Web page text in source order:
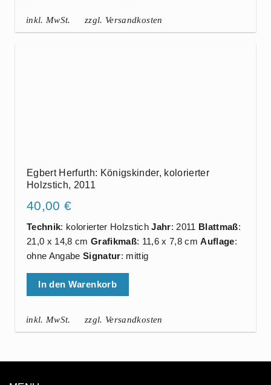
inkl. MwSt. zzgl. Versandkosten
Egbert Herfurth: Königskinder, kolorierter
Holzstich, 2011
40,00 €
Technik: kolorierter HolzstichJahr: 2011 Blattmaß:
21,0 x 14,8 cm Grafikmaß: 11,6 x 7,8 cmAuflage:
ohne Angabe Signatur: mittig
In den Warenkorb
inkl. MwSt. zzgl. Versandkosten